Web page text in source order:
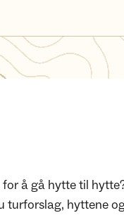
å gå hytte til
turforslag, hyttene